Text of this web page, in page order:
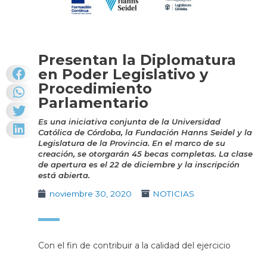
Presentan la Diplomatura
en Poder Legislativo y
Procedimiento
Parlamentario
Es una iniciativa conjunta de la Universidad
Católica de Córdoba, la Fundación Hanns Seidel y la
Legislatura de la Provincia. En el marco de su
creación, se otorgarán 45 becas completas. La clase
de apertura es el 22 de diciembre y la inscripción
está abierta.
noviembre 30, 2020
NOTICIAS
Con el fin de contribuir a la calidad del ejercicio